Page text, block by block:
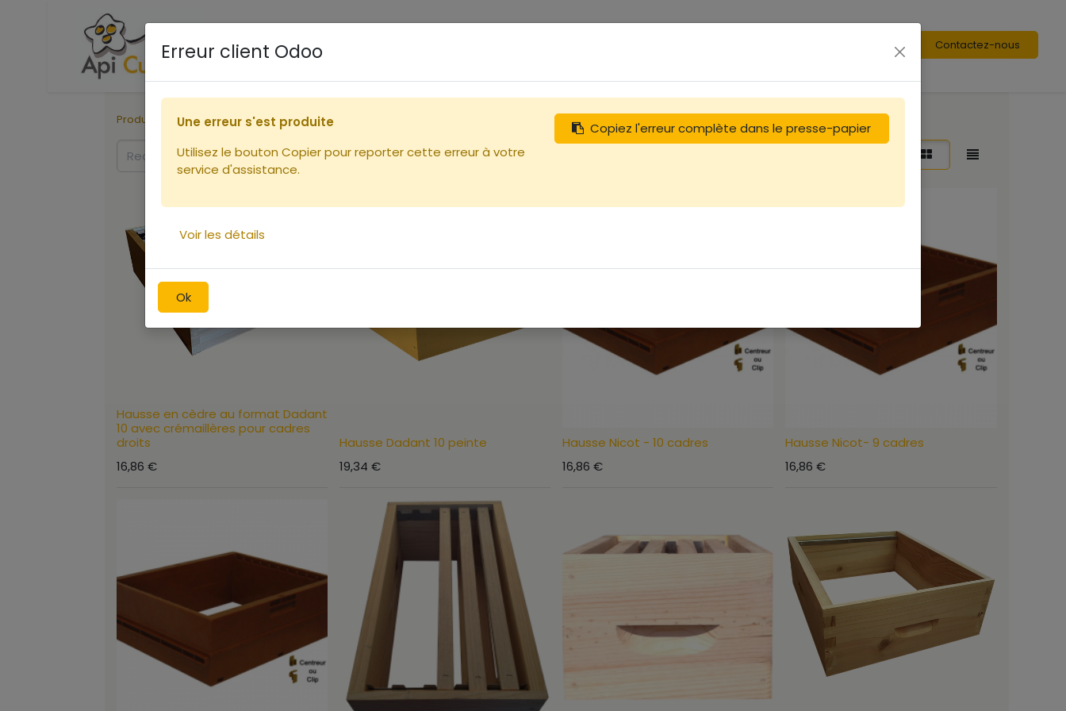
Accueil Boutique Contactez-nous
Produits Ruches Eléments de ruches
Hausse en cèdre au format Dadant
10 avec crémaillères pour cadres
droits
16,86 €
Hausse Dadant 10 peinte
19,34 €
Hausse Nicot - 10 cadres
16,86 €
Hausse Nicot- 9 cadres
16,86 €
Erreur client Odoo
Ok
Copiez l'erreur complète dans le presse-papier
Une erreur s'est produite
Utilisez le bouton Copier pour reporter cette erreur à votre
service d'assistance.
Voir les détails